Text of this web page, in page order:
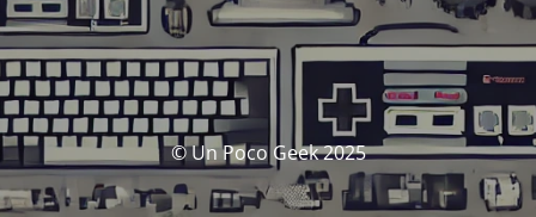
© Un Poco Geek 2025